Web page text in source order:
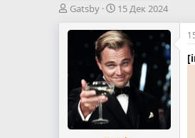
А
т
м
ы
Gatsby
Д
т
а
н
а
ч
а
л
15 Дек 2024